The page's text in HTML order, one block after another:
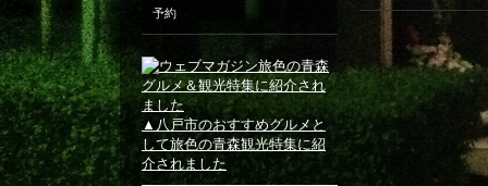
予約
▲八戸市のおすすめグルメと
して旅色の青森観光特集に紹
介されました